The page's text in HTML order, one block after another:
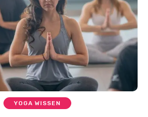
YOGA WISSEN